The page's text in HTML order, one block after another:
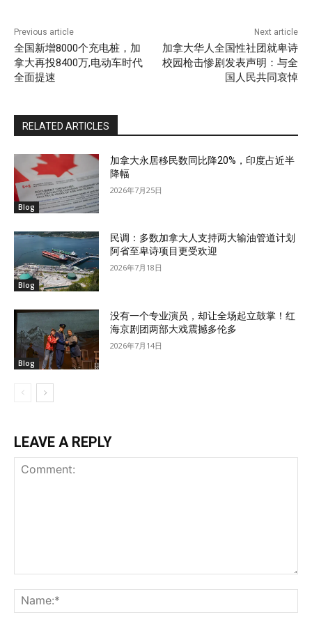
Previous article
全国新增8000个充电桩，加
拿大再投8400万,电动车时代
全面提速
Next article
加拿大华人全国性社团就卑诗
校园枪击惨剧发表声明：与全
国人民共同哀悼
RELATED ARTICLES
Blog
加拿大永居移民数同比降20%，印度占近半
降幅
2026年7月25日
Blog
民调：多数加拿大人支持两大输油管道计划
阿省至卑诗项目更受欢迎
2026年7月18日
Blog
没有一个专业演员，却让全场起立鼓掌！红
海京剧团两部大戏震撼多伦多
2026年7月14日
LEAVE A REPLY